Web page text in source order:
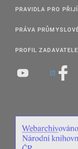
PRAVIDLA PRO
PRÁVA
PROFIL ZADAVATELE